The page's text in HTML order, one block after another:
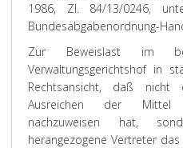
1986, Zl. 84/13/0246,
Bundesabgabenordnung-
Zur Beweislast im
Verwaltungsgerichtshof in
Rechtsansicht, daß nicht
Ausreichen der Mittel
nachzuweisen hat,
herangezogene Vertreter